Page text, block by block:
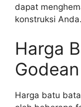
dapat
konstruksi Anda.
Harga
Godean
Harga batu